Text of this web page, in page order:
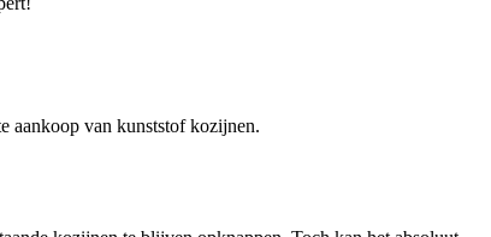
aankoop van kunststof kozijnen.